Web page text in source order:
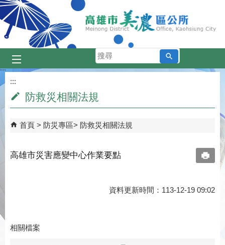
跳到主要內容區塊
搜
尋
:::
:::
防救災相關法規
首頁 防災專區 防救災相關法規
高雄市災害應變中心作業要點
資料更新時間：113-12-19 09:02
相關檔案